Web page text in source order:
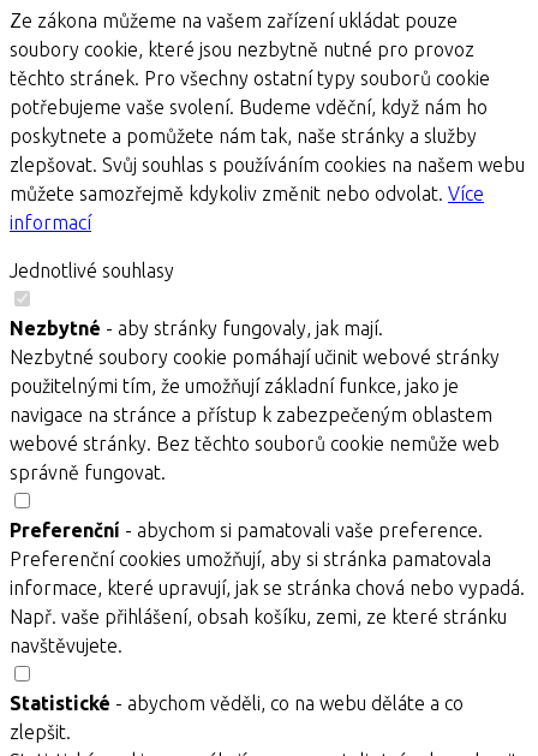
Ze zákona můžeme na vašem zařízení ukládat pouze
soubory cookie, které jsou nezbytně nutné pro provoz
těchto stránek. Pro všechny ostatní typy souborů cookie
potřebujeme vaše svolení. Budeme vděční, když nám ho
poskytnete a pomůžete nám tak, naše stránky a služby
zlepšovat. Svůj souhlas s používáním cookies na našem webu
můžete samozřejmě kdykoliv změnit nebo odvolat. Více
informací
Jednotlivé souhlasy
Nezbytné - aby stránky fungovaly, jak mají.
Nezbytné soubory cookie pomáhají učinit webové stránky
použitelnými tím, že umožňují základní funkce, jako je
navigace na stránce a přístup k zabezpečeným oblastem
webové stránky. Bez těchto souborů cookie nemůže web
správně fungovat.
Preferenční - abychom si pamatovali vaše preference.
Preferenční cookies umožňují, aby si stránka pamatovala
informace, které upravují, jak se stránka chová nebo vypadá.
Např. vaše přihlášení, obsah košíku, zemi, ze které stránku
navštěvujete.
Statistické - abychom věděli, co na webu děláte a co
zlepšit.